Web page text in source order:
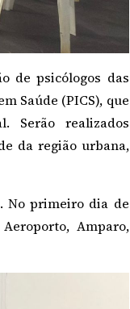
de psicólogos das
Saúde (PICS), que
Serão realizados
da região urbana,
No primeiro dia de
Amparo,